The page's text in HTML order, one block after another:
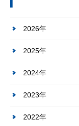
2026年
2025年
2024年
2023年
2022年